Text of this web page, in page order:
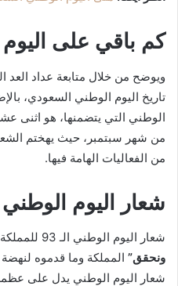
كم باقي على
ويوضح من خلال متابعة عداد العد
تاريخ اليوم الوطني السعودي،
من شهر سبتمبر، حيث يهختم
من الفعاليات الهامة فيها.
شعار اليوم
شعار اليوم الوطني الـ 93 للمملكة العربية السعودية
ونحقق” المملكة وما قدموه
شعار اليوم الوطني يدل على